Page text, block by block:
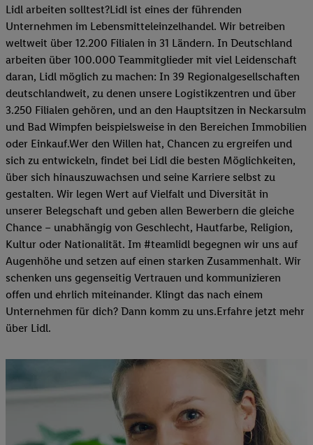
Lidl arbeiten solltest?Lidl ist eines der führenden
Unternehmen im Lebensmitteleinzelhandel. Wir betreiben
weltweit über 12.200 Filialen in 31 Ländern. In Deutschland
arbeiten über 100.000 Teammitglieder mit viel Leidenschaft
daran, Lidl möglich zu machen: In 39 Regionalgesellschaften
deutschlandweit, zu denen unsere Logistikzentren und über
3.250 Filialen gehören, und an den Hauptsitzen in Neckarsulm
und Bad Wimpfen beispielsweise in den Bereichen Immobilien
oder Einkauf.Wer den Willen hat, Chancen zu ergreifen und
sich zu entwickeln, findet bei Lidl die besten Möglichkeiten,
über sich hinauszuwachsen und seine Karriere selbst zu
gestalten. Wir legen Wert auf Vielfalt und Diversität in
unserer Belegschaft und geben allen Bewerbern die gleiche
Chance – unabhängig von Geschlecht, Hautfarbe, Religion,
Kultur oder Nationalität. Im #teamlidl begegnen wir uns auf
Augenhöhe und setzen auf einen starken Zusammenhalt. Wir
schenken uns gegenseitig Vertrauen und kommunizieren
offen und ehrlich miteinander. Klingt das nach einem
Unternehmen für dich? Dann komm zu uns.​Erfahre jetzt mehr
über Lidl.